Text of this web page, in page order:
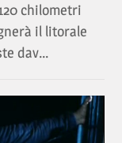
chilometri
il litorale
dav...